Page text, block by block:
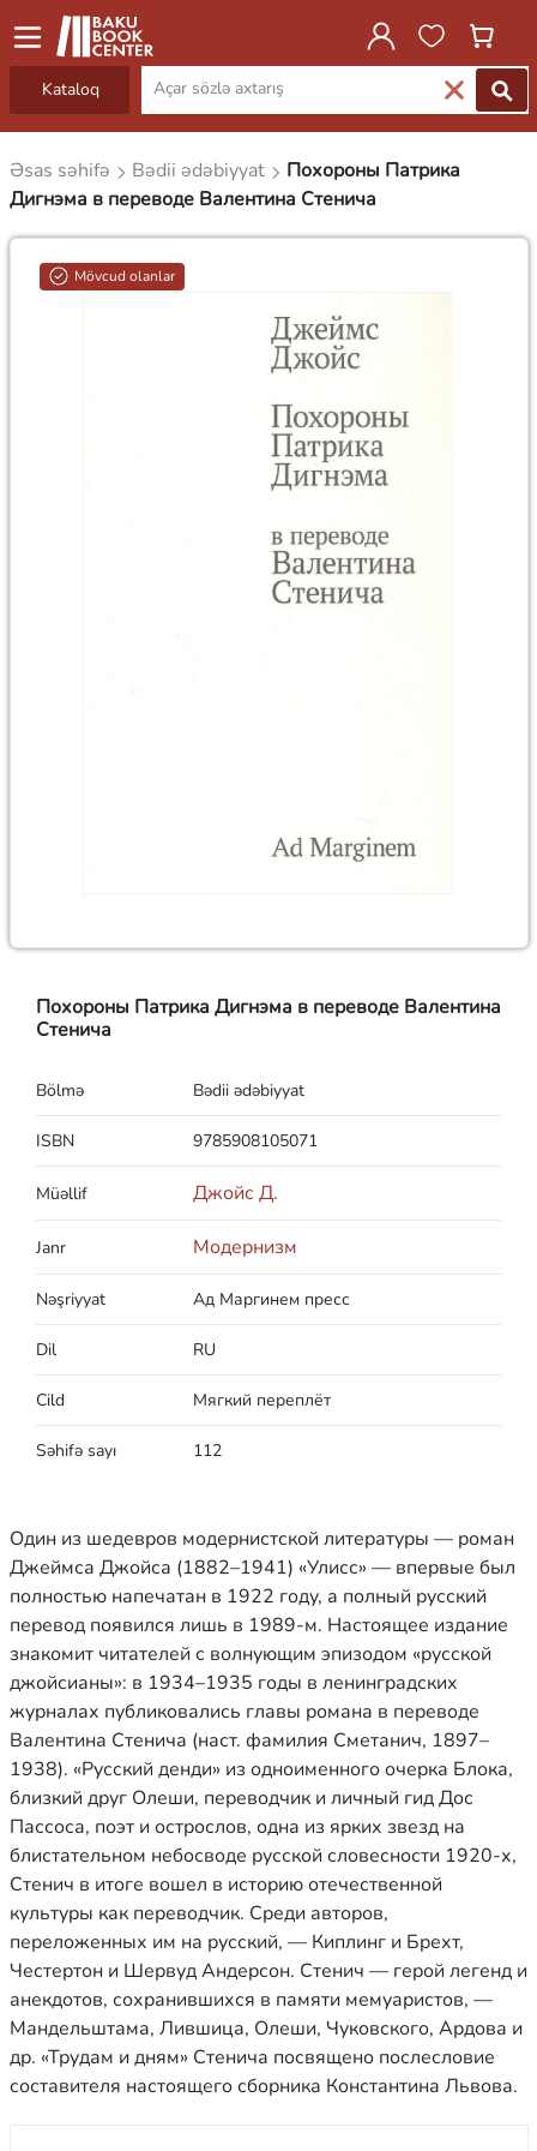
Kataloq
Əsas səhifə Bədii ədəbiyyat
Похороны Патрика
Дигнэма в переводе Валентина Стенича
Mövcud olanlar
Похороны Патрика Дигнэма в переводе Валентина
Стенича
Bölmə Bədii ədəbiyyat
ISBN 9785908105071
Müəllif Джойс Д.
Janr Модернизм
Nəşriyyat Ад Маргинем пресс
Dil RU
Cild Мягкий переплёт
Səhifə sayı 112
Один из шедевров модернистской литературы — роман
Джеймса Джойса (1882–1941) «Улисс» — впервые был
полностью напечатан в 1922 году, а полный русский
перевод появился лишь в 1989-м. Настоящее издание
знакомит читателей с волнующим эпизодом «русской
джойсианы»: в 1934–1935 годы в ленинградских
журналах публиковались главы романа в переводе
Валентина Стенича (наст. фамилия Сметанич, 1897–
1938). «Русский денди» из одноименного очерка Блока,
близкий друг Олеши, переводчик и личный гид Дос
Пассоса, поэт и острослов, одна из ярких звезд на
блистательном небосводе русской словесности 1920-х,
Стенич в итоге вошел в историю отечественной
культуры как переводчик. Среди авторов,
переложенных им на русский, — Киплинг и Брехт,
Честертон и Шервуд Андерсон. Стенич — герой легенд и
анекдотов, сохранившихся в памяти мемуаристов, —
Мандельштама, Лившица, Олеши, Чуковского, Ардова и
др. «Трудам и дням» Стенича посвящено послесловие
составителя настоящего сборника Константина Львова.